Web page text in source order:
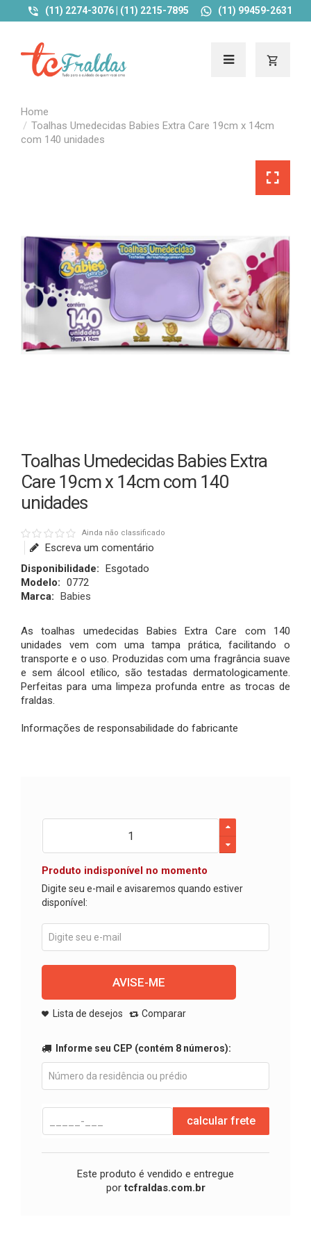
(11) 2274-3076 | (11) 2215-7895 (11) 99459-2631
Toalhas Umedecidas Babies Extra Care 19cm x 14cm
com 140 unidades
Toalhas Umedecidas Babies Extra
Care 19cm x 14cm com 140
unidades
Ainda não classificado
Escreva um comentário
Disponibilidade: Esgotado
Modelo: 0772
Marca: Babies
As toalhas umedecidas Babies Extra Care com 140
unidades vem com uma tampa prática, facilitando o
transporte e o uso. Produzidas com uma fragrância suave
e sem álcool etílico, são testadas dermatologicamente.
Perfeitas para uma limpeza profunda entre as trocas de
fraldas.
Informações de responsabilidade do fabricante
Produto indisponível no momento
Digite seu e-mail e avisaremos quando estiver
disponível:
AVISE-ME
Lista de desejos Comparar
Informe seu CEP (contém 8 números):
calcular frete
Este produto é vendido e entregue
portcfraldas.com.br